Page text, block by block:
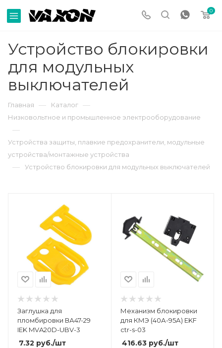
0
Устройство блокировки
для модульных
выключателей
Главная — Каталог —
Низковольтное и промышленное электрооборудование
—
Устройства защиты, плавкие предохранители, модульные
устройства/монтажные устройства
— Устройство блокировки для модульных выключателей
Заглушка для
пломбировки ВА47-29
IEK MVA20D-UBV-3
7.32 руб./шт
Механизм блокировки
для КМЭ (40А-95А) EKF
ctr-s-03
416.63руб./шт